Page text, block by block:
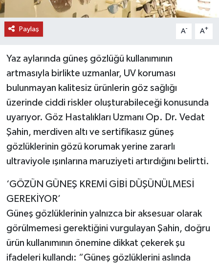
Paylaş A- A+
Yaz aylarında güneş gözlüğü kullanımının
artmasıyla birlikte uzmanlar, UV koruması
bulunmayan kalitesiz ürünlerin göz sağlığı
üzerinde ciddi riskler oluşturabileceği konusunda
uyarıyor. Göz Hastalıkları Uzmanı Op. Dr. Vedat
Şahin, merdiven altı ve sertifikasız güneş
gözlüklerinin gözü korumak yerine zararlı
ultraviyole ışınlarına maruziyeti artırdığını belirtti.
‘GÖZÜN GÜNEŞ KREMİ GİBİ DÜŞÜNÜLMESİ
GEREKİYOR’
Güneş gözlüklerinin yalnızca bir aksesuar olarak
görülmemesi gerektiğini vurgulayan Şahin, doğru
ürün kullanımının önemine dikkat çekerek şu
ifadeleri kullandı: “Güneş gözlüklerini aslında
VİDEO HABERLER
YAZARLAR
RESMİ İLAN
MAGAZİN